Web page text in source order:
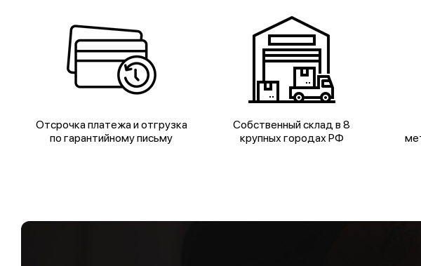
Отсрочка платежа и отгрузка
по гарантийному письму
Собственный склад в 8
крупных городах РФ